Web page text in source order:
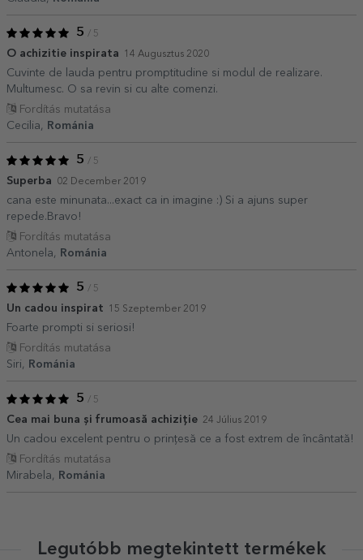
5 / 5
O achizitie inspirata 14 Augusztus 2020
Cuvinte de lauda pentru promptitudine si modul de realizare.
Multumesc. O sa revin si cu alte comenzi.
Fordítás mutatása
Cecilia,
Románia
5 / 5
Superba 02 December 2019
cana este minunata...exact ca in imagine :) Si a ajuns super
repede.Bravo!
Fordítás mutatása
Antonela,
Románia
5 / 5
Un cadou inspirat 15 Szeptember 2019
Foarte prompti si seriosi!
Fordítás mutatása
Siri,
Románia
5 / 5
Cea mai buna și frumoasă achiziție 24 Július 2019
Un cadou excelent pentru o prințesă ce a fost extrem de încântată!
Fordítás mutatása
Mirabela,
Románia
Legutóbb megtekintett termékek